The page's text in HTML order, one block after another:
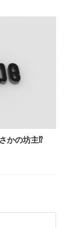
かの坊主⁉